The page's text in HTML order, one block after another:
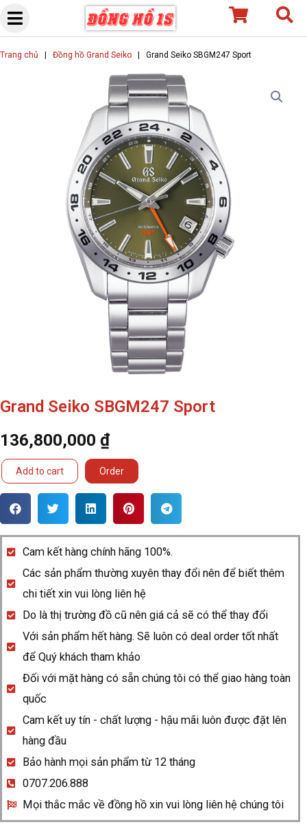
Skip
content
Trang chủ Đồng hồ Grand Seiko Grand Seiko SBGM247 Sport
Grand Seiko SBGM247 Sport
136,800,000 ₫
Grand
SBGM247
quantity
Add to cart Order
Cam kết hàng chính hãng 100%.
Các sản phẩm thường xuyên thay đổi nên để biết thêm
chi tiết xin vui lòng liên hệ
Do là thị trường đồ cũ nên giá cả sẽ có thể thay đổi
Với sản phẩm hết hàng. Sẽ luôn có deal order tốt nhất
để Quý khách tham khảo
Đối với mặt hàng có sẵn chúng tôi có thể giao hàng toàn
quốc
Cam kết uy tín - chất lượng - hậu mãi luôn được đặt lên
hàng đầu
Bảo hành mọi sản phẩm từ 12 tháng
0707.206.888
Mọi thắc mắc về đồng hồ xin vui lòng liên hệ chúng tôi